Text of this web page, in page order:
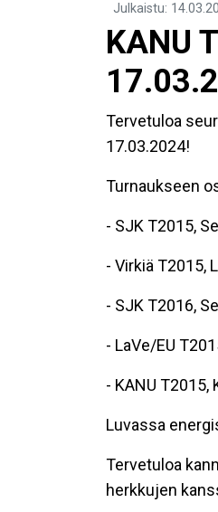
Julkaistu:
KANU
Tervetuloa
17.03.2024!
Turnaukseen
- SJK T2015,
- Virkiä T2015,
- SJK T2016,
- LaVe/EU
- KANU T2015,
Luvassa
Tervetuloa
herkkujen